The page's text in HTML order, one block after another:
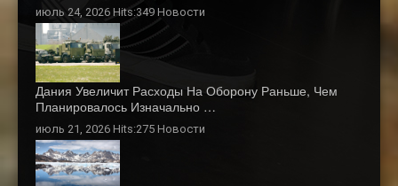
июль 24, 2026 Hits:349 Новости
Дания Увеличит Расходы На Оборону Раньше, Чем
Планировалось Изначально …
июль 21, 2026 Hits:275 Новости